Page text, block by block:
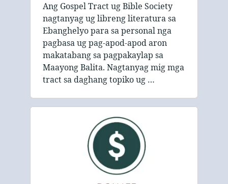
Ang Gospel Tract ug Bible Society
nagtanyag ug libreng literatura sa
Ebanghelyo para sa personal nga
pagbasa ug pag-apod-apod aron
makatabang sa pagpakaylap sa
Maayong Balita. Nagtanyag mig mga
tract sa daghang topiko ug …